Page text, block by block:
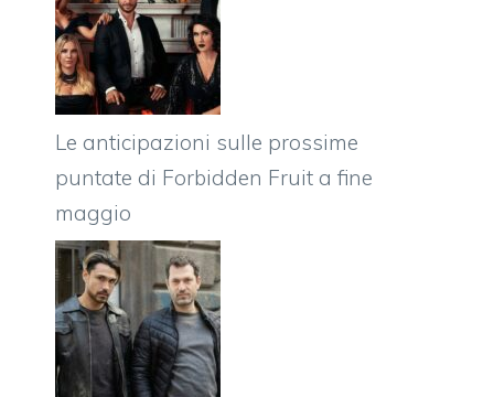
Le anticipazioni sulle prossime
puntate di Forbidden Fruit a fine
maggio